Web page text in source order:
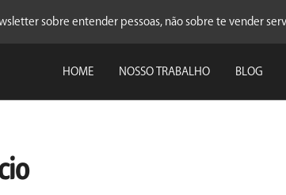
sobre entender pessoas, não sobre te vender
HOME NOSSO TRABALHO BLOG